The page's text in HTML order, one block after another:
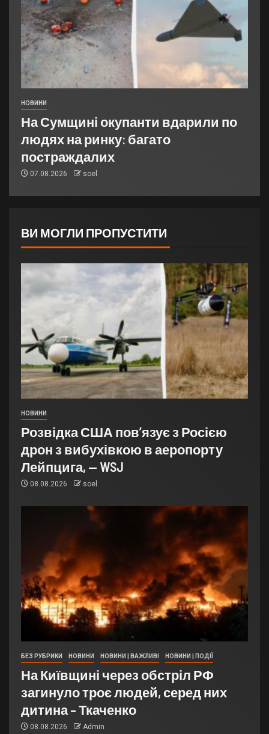
НОВИНИ
На Сумщині окупанти вдарили по
людях на ринку: багато
постраждалих
07.08.2026 soel
ВИ МОГЛИ ПРОПУСТИТИ
НОВИНИ
Розвідка США пов’язує з Росією
дрон з вибухівкою в аеропорту
Лейпцига, — WSJ
08.08.2026 soel
БЕЗ РУБРИКИ НОВИНИ НОВИНИ | ВАЖЛИВІ НОВИНИ | ПОДІЇ
На Київщині через обстріл РФ
загинуло троє людей, серед них
дитина – Ткаченко
08.08.2026 Admin